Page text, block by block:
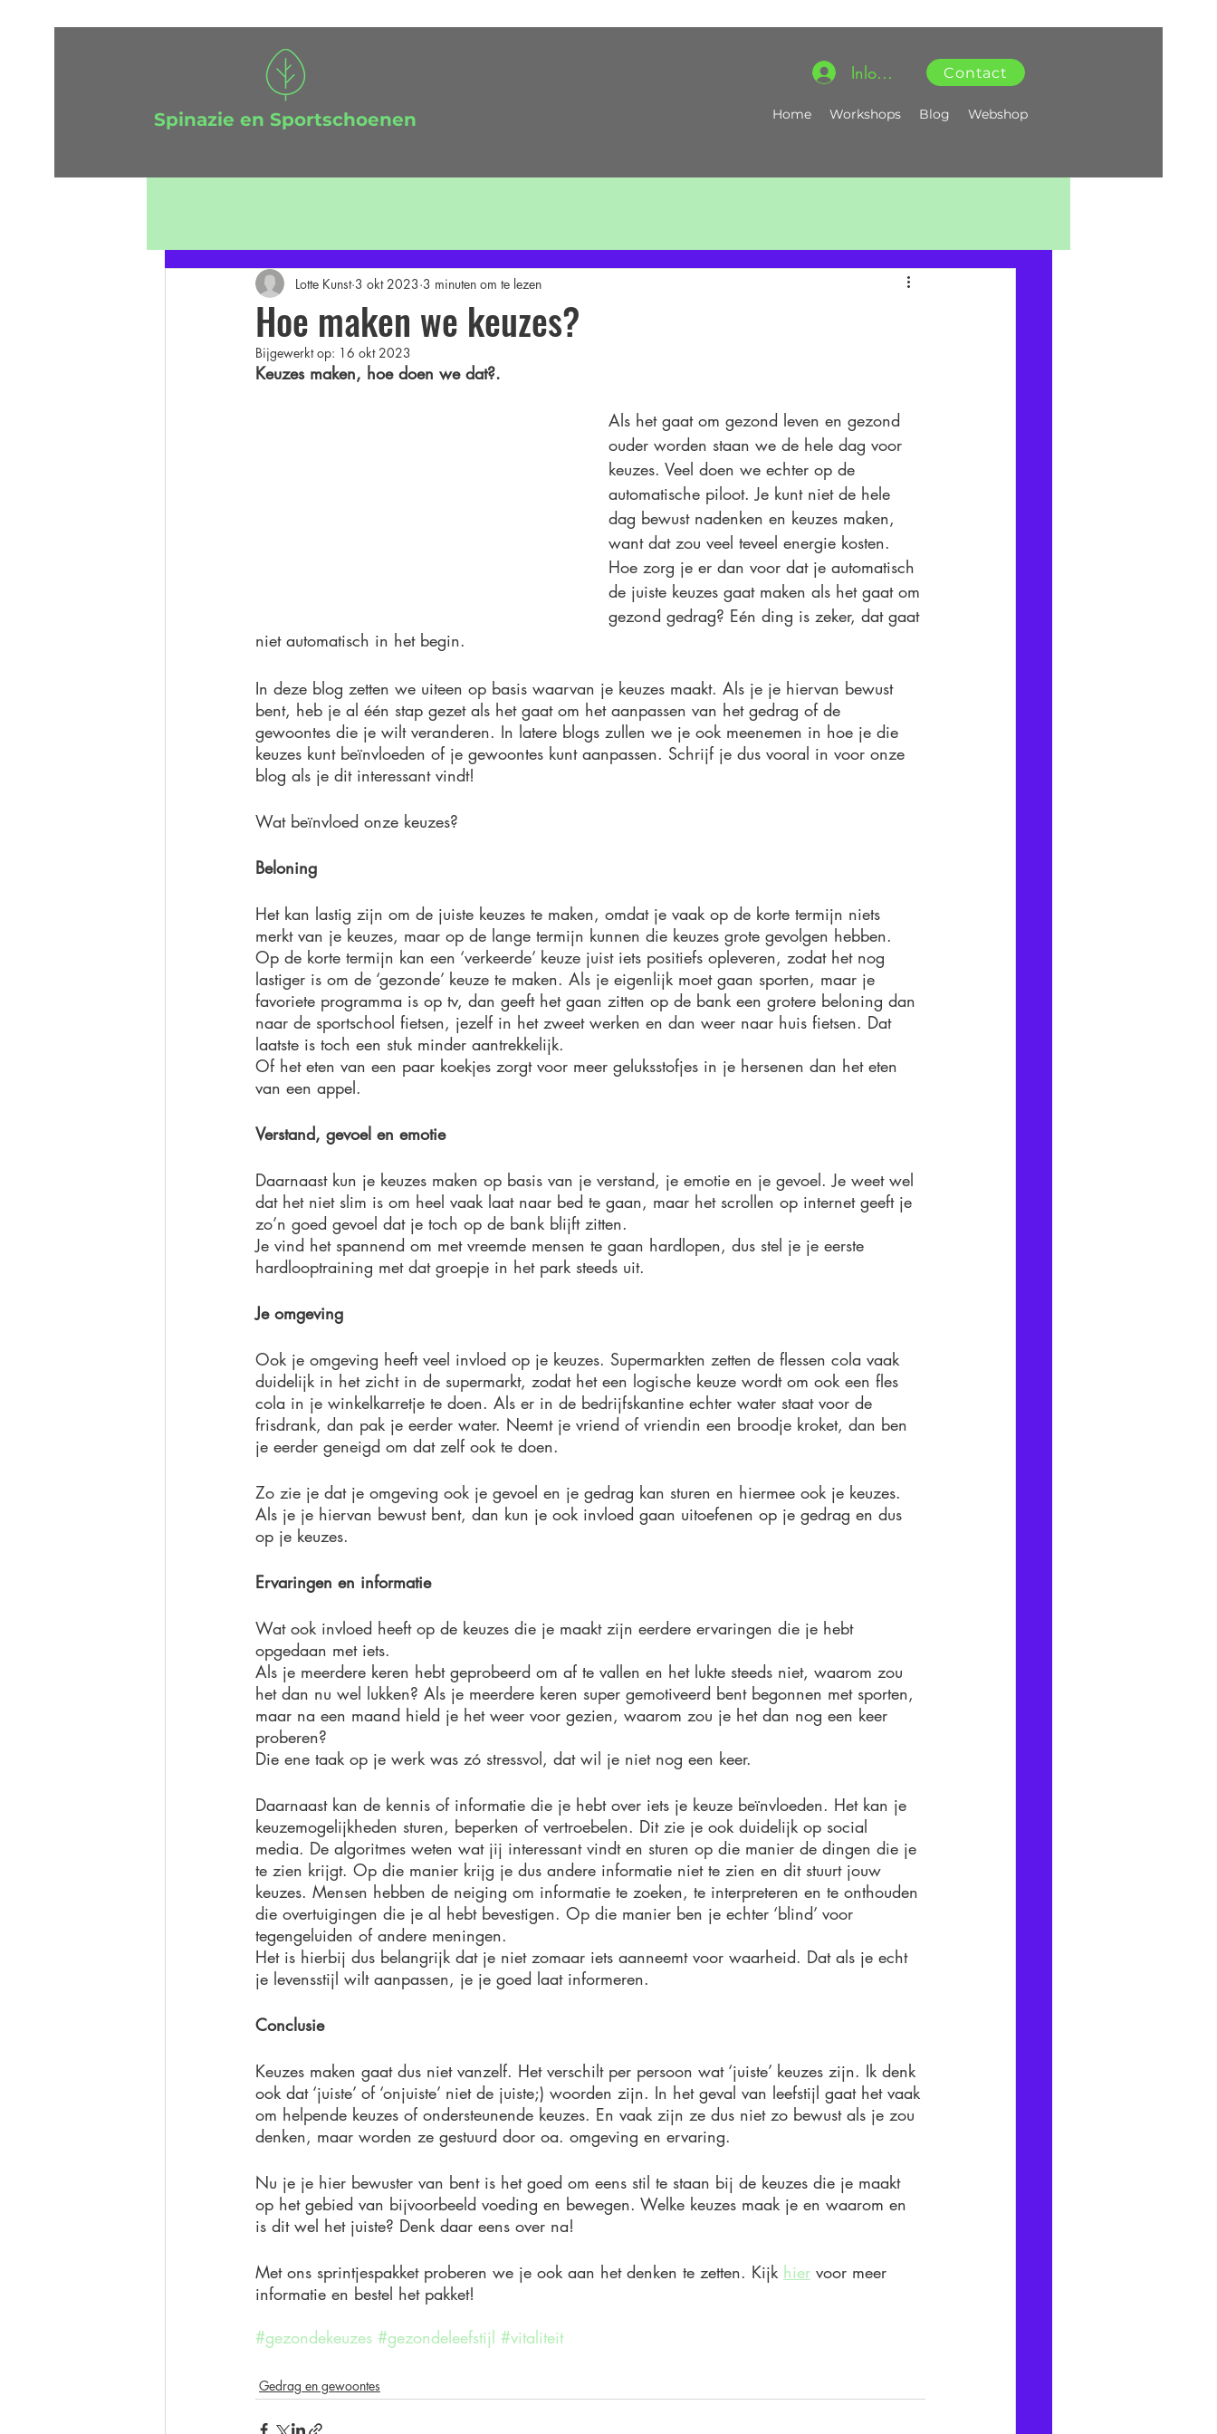
Spinazie en Sportschoenen
Inloggen Contact
Home Workshops Blog Webshop
vitaliteit op de werkvloer
Hoe maken we keuzes?
Lotte Kunst 3 okt 2023 3 minuten om te lezen
Bijgewerkt op: 16 okt 2023
Keuzes maken, hoe doen we dat?.
Als het gaat om gezond leven en gezond
ouder worden staan we de hele dag voor
keuzes. Veel doen we echter op de
automatische piloot. Je kunt niet de hele
dag bewust nadenken en keuzes maken,
want dat zou veel teveel energie kosten.
Hoe zorg je er dan voor dat je automatisch
de juiste keuzes gaat maken als het gaat om
gezond gedrag? Eén ding is zeker, dat gaat
niet automatisch in het begin.
In deze blog zetten we uiteen op basis waarvan je keuzes maakt. Als je je hiervan bewust
bent, heb je al één stap gezet als het gaat om het aanpassen van het gedrag of de
gewoontes die je wilt veranderen. In latere blogs zullen we je ook meenemen in hoe je die
keuzes kunt beïnvloeden of je gewoontes kunt aanpassen. Schrijf je dus vooral in voor onze
blog als je dit interessant vindt!
Wat beïnvloed onze keuzes?
Beloning
Het kan lastig zijn om de juiste keuzes te maken, omdat je vaak op de korte termijn niets
merkt van je keuzes, maar op de lange termijn kunnen die keuzes grote gevolgen hebben.
Op de korte termijn kan een ‘verkeerde’ keuze juist iets positiefs opleveren, zodat het nog
lastiger is om de ‘gezonde’ keuze te maken. Als je eigenlijk moet gaan sporten, maar je
favoriete programma is op tv, dan geeft het gaan zitten op de bank een grotere beloning dan
naar de sportschool fietsen, jezelf in het zweet werken en dan weer naar huis fietsen. Dat
laatste is toch een stuk minder aantrekkelijk.
Of het eten van een paar koekjes zorgt voor meer geluksstofjes in je hersenen dan het eten
van een appel.
Verstand, gevoel en emotie
Daarnaast kun je keuzes maken op basis van je verstand, je emotie en je gevoel. Je weet wel
dat het niet slim is om heel vaak laat naar bed te gaan, maar het scrollen op internet geeft je
zo’n goed gevoel dat je toch op de bank blijft zitten.
Je vind het spannend om met vreemde mensen te gaan hardlopen, dus stel je je eerste
hardlooptraining met dat groepje in het park steeds uit.
Je omgeving
Ook je omgeving heeft veel invloed op je keuzes. Supermarkten zetten de flessen cola vaak
duidelijk in het zicht in de supermarkt, zodat het een logische keuze wordt om ook een fles
cola in je winkelkarretje te doen. Als er in de bedrijfskantine echter water staat voor de
frisdrank, dan pak je eerder water. Neemt je vriend of vriendin een broodje kroket, dan ben
je eerder geneigd om dat zelf ook te doen.
Zo zie je dat je omgeving ook je gevoel en je gedrag kan sturen en hiermee ook je keuzes.
Als je je hiervan bewust bent, dan kun je ook invloed gaan uitoefenen op je gedrag en dus
op je keuzes.
Ervaringen en informatie
Wat ook invloed heeft op de keuzes die je maakt zijn eerdere ervaringen die je hebt
opgedaan met iets.
Als je meerdere keren hebt geprobeerd om af te vallen en het lukte steeds niet, waarom zou
het dan nu wel lukken? Als je meerdere keren super gemotiveerd bent begonnen met sporten,
maar na een maand hield je het weer voor gezien, waarom zou je het dan nog een keer
proberen?
Die ene taak op je werk was zó stressvol, dat wil je niet nog een keer.
Daarnaast kan de kennis of informatie die je hebt over iets je keuze beïnvloeden. Het kan je
keuzemogelijkheden sturen, beperken of vertroebelen. Dit zie je ook duidelijk op social
media. De algoritmes weten wat jij interessant vindt en sturen op die manier de dingen die je
te zien krijgt. Op die manier krijg je dus andere informatie niet te zien en dit stuurt jouw
keuzes. Mensen hebben de neiging om informatie te zoeken, te interpreteren en te onthouden
die overtuigingen die je al hebt bevestigen. Op die manier ben je echter ‘blind’ voor
tegengeluiden of andere meningen.
Het is hierbij dus belangrijk dat je niet zomaar iets aanneemt voor waarheid. Dat als je echt
je levensstijl wilt aanpassen, je je goed laat informeren.
Conclusie
Keuzes maken gaat dus niet vanzelf. Het verschilt per persoon wat ‘juiste’ keuzes zijn. Ik denk
ook dat ‘juiste’ of ‘onjuiste’ niet de juiste;) woorden zijn. In het geval van leefstijl gaat het vaak
om helpende keuzes of ondersteunende keuzes. En vaak zijn ze dus niet zo bewust als je zou
denken, maar worden ze gestuurd door oa. omgeving en ervaring.
Nu je je hier bewuster van bent is het goed om eens stil te staan bij de keuzes die je maakt
op het gebied van bijvoorbeeld voeding en bewegen. Welke keuzes maak je en waarom en
is dit wel het juiste? Denk daar eens over na!
Met ons sprintjespakket proberen we je ook aan het denken te zetten. Kijk hier voor meer
informatie en bestel het pakket!
#gezondekeuzes #gezondeleefstijl #vitaliteit
Gedrag en gewoontes